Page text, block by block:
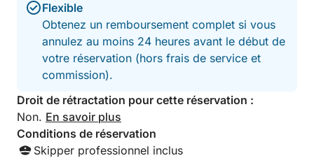
Flexible
Obtenez un remboursement complet si vous
annulez au moins 24 heures avant le début de
votre réservation (hors frais de service et
commission).
Droit de rétractation pour cette réservation :
Non. En savoir plus
Conditions de réservation
Skipper professionnel inclus